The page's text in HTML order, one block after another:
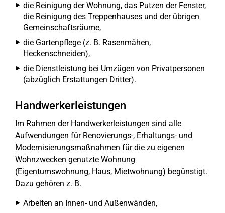
die Reinigung der Wohnung, das Putzen der Fenster,
die Reinigung des Treppenhauses und der übrigen
Gemeinschaftsräume,
die Gartenpflege (z. B. Rasenmähen,
Heckenschneiden),
die Dienstleistung bei Umzügen von Privatpersonen
(abzüglich Erstattungen Dritter).
Handwerkerleistungen
Im Rahmen der Handwerkerleistungen sind alle
Aufwendungen für Renovierungs-, Erhaltungs- und
Modernisierungsmaßnahmen für die zu eigenen
Wohnzwecken genutzte Wohnung
(Eigentumswohnung, Haus, Mietwohnung) begünstigt.
Dazu gehören z. B.
Arbeiten an Innen- und Außenwänden,